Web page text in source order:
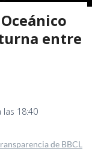
entre
las 18:40
de BBCL